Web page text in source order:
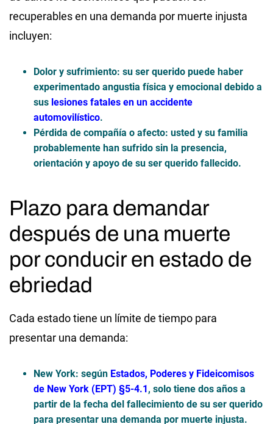
recuperables en una demanda por muerte injusta
incluyen:
Dolor y sufrimiento: su ser querido puede haber
experimentado angustia física y emocional debido a
sus lesiones fatales en un accidente
automovilístico.
Pérdida de compañía o afecto: usted y su familia
probablemente han sufrido sin la presencia,
orientación y apoyo de su ser querido fallecido.
Plazo para demandar
después de una muerte
por conducir en estado de
ebriedad
Cada estado tiene un límite de tiempo para
presentar una demanda:
New York: según Estados, Poderes y Fideicomisos
de New York (EPT) §5-4.1, solo tiene dos años a
partir de la fecha del fallecimiento de su ser querido
para presentar una demanda por muerte injusta.